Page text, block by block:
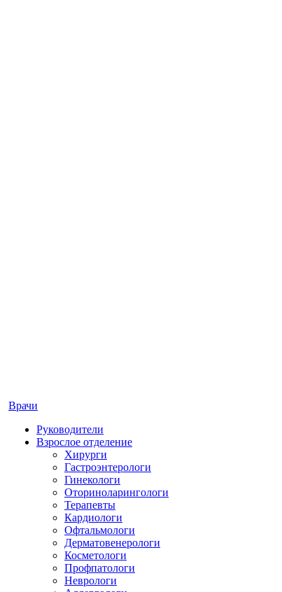
Врачи
Руководители
Взрослое отделение
Хирурги
Гастроэнтерологи
Гинекологи
Оториноларингологи
Терапевты
Кардиологи
Офтальмологи
Дерматовенерологи
Косметологи
Профпатологи
Неврологи